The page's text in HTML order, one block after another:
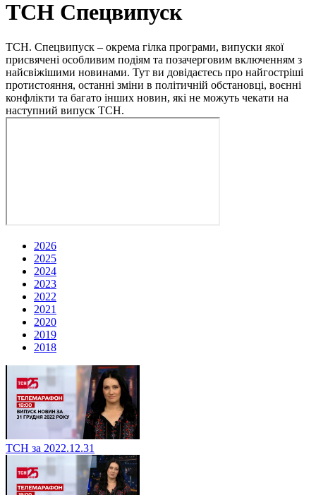
ТСН Спецвипуск
ТСН. Спецвипуск – окрема гілка програми, випуски якої
присвячені особливим подіям та позачерговим включенням з
найсвіжішими новинами. Тут ви довідаєтесь про найгостріші
протистояння, останні зміни в політичній обстановці, воєнні
конфлікти та багато інших новин, які не можуть чекати на
наступний випуск ТСН.
2026
2025
2024
2023
2022
2021
2020
2019
2018
ТСН за 2022.12.31